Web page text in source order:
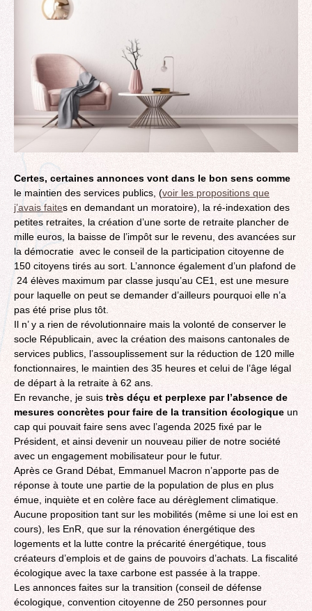
Certes, certaines annonces vont dans le bon sens comme
le maintien des services publics, (voir les propositions que
j’avais faites en demandant un moratoire), la ré-indexation des
petites retraites, la création d’une sorte de retraite plancher de
mille euros, la baisse de l’impôt sur le revenu, des avancées sur
la démocratie avec le conseil de la participation citoyenne de
150 citoyens tirés au sort. L’annonce également d’un plafond de
24 élèves maximum par classe jusqu’au CE1, est une mesure
pour laquelle on peut se demander d’ailleurs pourquoi elle n’a
pas été prise plus tôt.
Il n’ y a rien de révolutionnaire mais la volonté de conserver le
socle Républicain, avec la création des maisons cantonales de
services publics, l’assouplissement sur la réduction de 120 mille
fonctionnaires, le maintien des 35 heures et celui de l’âge légal
de départ à la retraite à 62 ans.
En revanche, je suis très déçu et perplexe par l’absence de
mesures concrètes pour faire de la transition écologique un
cap qui pouvait faire sens avec l’agenda 2025 fixé par le
Président, et ainsi devenir un nouveau pilier de notre société
avec un engagement mobilisateur pour le futur.
Après ce Grand Débat, Emmanuel Macron n’apporte pas de
réponse à toute une partie de la population de plus en plus
émue, inquiète et en colère face au dérèglement climatique.
Aucune proposition tant sur les mobilités (même si une loi est en
cours), les EnR, que sur la rénovation énergétique des
logements et la lutte contre la précarité énergétique, tous
créateurs d’emplois et de gains de pouvoirs d’achats. La fiscalité
écologique avec la taxe carbone est passée à la trappe.
Les annonces faites sur la transition (conseil de défense
écologique, convention citoyenne de 250 personnes pour